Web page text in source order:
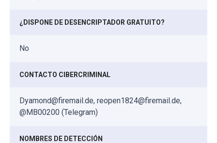
¿DISPONE DE DESENCRIPTADOR GRATUITO?
No
CONTACTO CIBERCRIMINAL
Dyamond@firemail.de, reopen1824@firemail.de,
@MB00200 (Telegram)
NOMBRES DE DETECCIÓN